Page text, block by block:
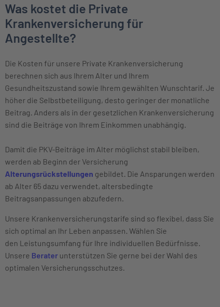
Was kostet die Private
Krankenversicherung für
Angestellte?
Die Kosten für unsere Private Krankenversicherung
berechnen sich aus Ihrem Alter und Ihrem
Gesundheitszustand sowie Ihrem gewählten Wunschtarif. Je
höher die Selbstbeteiligung, desto geringer der monatliche
Beitrag. Anders als in der gesetzlichen Krankenversicherung
sind die Beiträge von Ihrem Einkommen unabhängig.
Damit die PKV-Beiträge im Alter möglichst stabil bleiben,
werden ab Beginn der Versicherung
Alterungsrückstellungen gebildet. Die Ansparungen werden
ab Alter 65 dazu verwendet, altersbedingte
Beitragsanpassungen abzufedern.
Unsere Krankenversicherungstarife sind so flexibel, dass Sie
sich optimal an Ihr Leben anpassen. Wählen Sie
den Leistungsumfang für Ihre individuellen Bedürfnisse.
Unsere Berater unterstützen Sie gerne bei der Wahl des
optimalen Versicherungsschutzes.